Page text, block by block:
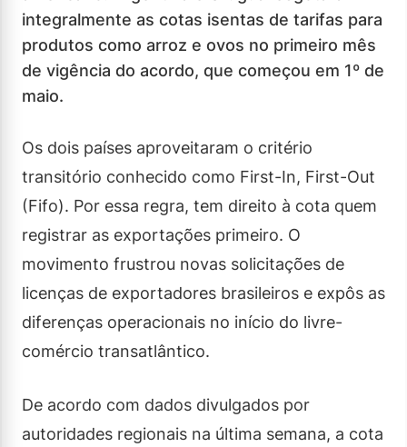
integralmente as cotas isentas de tarifas para
produtos como arroz e ovos no primeiro mês
de vigência do acordo, que começou em 1º de
maio.
Os dois países aproveitaram o critério
transitório conhecido como First-In, First-Out
(Fifo). Por essa regra, tem direito à cota quem
registrar as exportações primeiro. O
movimento frustrou novas solicitações de
licenças de exportadores brasileiros e expôs as
diferenças operacionais no início do livre-
comércio transatlântico.
De acordo com dados divulgados por
autoridades regionais na última semana, a cota